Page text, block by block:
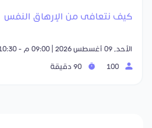
كيف نتعافى من الإرهاق النفس
الأحد, 09 أغسطس 2026 | 09:00 م - 10:30 م